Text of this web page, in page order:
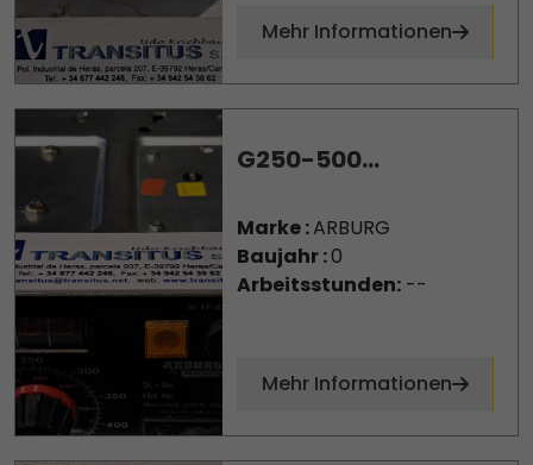
Mehr Informationen
G250-500...
Marke :ARBURG
Baujahr :0
Arbeitsstunden:--
Mehr Informationen